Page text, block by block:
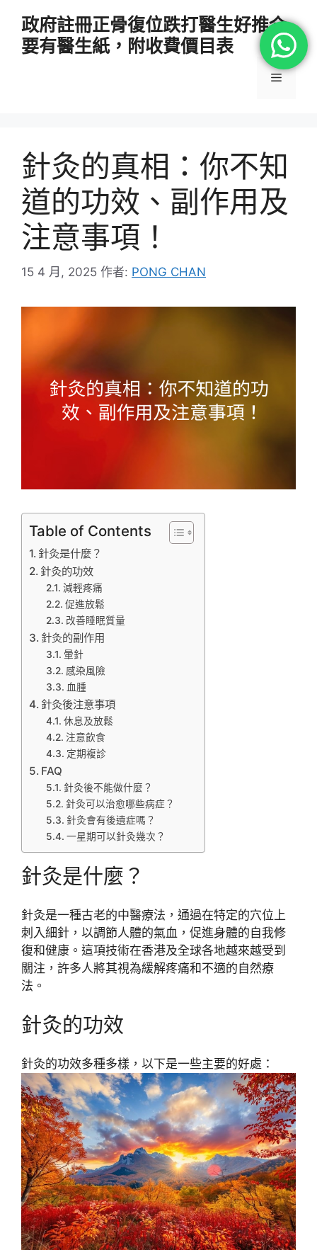
政府註冊正骨復位跌打醫生好推介
要有醫生紙，附收費價目表
選
針灸的真相：你不知
道的功效、副作用及
注意事項！
15 4 月, 2025 作者: PONG CHAN
Table of Contents
針灸是什麼？
針灸的功效
減輕疼痛
促進放鬆
改善睡眠質量
針灸的副作用
暈針
感染風險
血腫
針灸後注意事項
休息及放鬆
注意飲食
定期複診
FAQ
針灸後不能做什麼？
針灸可以治愈哪些病症？
針灸會有後遺症嗎？
一星期可以針灸幾次？
針灸是什麼？
針灸是一種古老的中醫療法，通過在特定的穴位上
刺入細針，以調節人體的氣血，促進身體的自我修
復和健康。這項技術在香港及全球各地越來越受到
關注，許多人將其視為緩解疼痛和不適的自然療
法。
針灸的功效
針灸的功效多種多樣，以下是一些主要的好處：